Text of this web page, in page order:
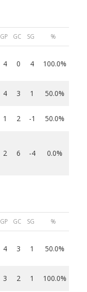
GP GC SG %
4 0 4 100.0%
4 3 1 50.0%
1 2 -1 50.0%
2 6 -4 0.0%
GP GC SG %
4 3 1 50.0%
3 2 1 100.0%